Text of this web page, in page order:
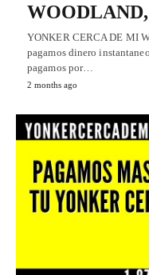
YONKER CERCA DE MI
pagamos dinero
pagamos por…
2 months ago